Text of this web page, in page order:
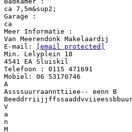
ca 7,5m&sup2;
Garage :
ca
Meer Informatie :
Van Meerendonk Makelaardij
E-mail:
[email protected]
Min. Lelyplein 18
4541 EA Sluiskil
Telefoon : 0115 471691
Mobiel: 06 53170746
A
Assssuurraannttiiee-- eenn B
V
a
n
M